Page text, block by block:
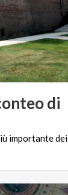
di
importantedei